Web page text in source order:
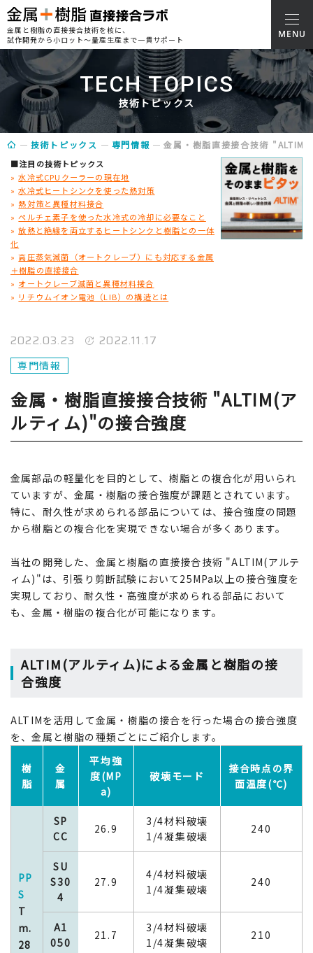
金属と樹脂の直接接合技術を核に、
試作開発から小ロット～量産生産まで一貫サポート
TECH TOPICS
技術トピックス
技術トピックス 専門情報 金属・樹脂直接接合技術
■注目の技術トピックス
»水冷式CPUクーラーの現在地
»水冷式ヒートシンクを使った熱対策
»熱対策と異種材料接合
»ペルチェ素子を使った水冷式の冷却に必要なこと
»放熱と絶縁を両立するヒートシンクと樹脂との一体
化
»高圧蒸気滅菌（オートクレーブ）にも対応する金属
＋樹脂の直接接合
» オートクレーブ滅菌と異種材料接合
» リチウムイオン電池（LIB）の構造とは
2022.03.23 2022.11.17
専門情報
金属・樹脂直接接合技術 "ALTIM(ア
ルティム)"の接合強度
金属部品の軽量化を目的として、樹脂との複合化が用いられ
ていますが、金属・樹脂の接合強度が課題とされています。
特に、耐久性が求められる部品については、接合強度の問題
から樹脂との複合化を実現できない場合が多くあります。
当社の開発した、金属と樹脂の直接接合技術 "ALTIM(アルテ
ィム)"は、引張り剪断試験において25MPa以上の接合強度を
実現しており、耐久性・高強度が求められる部品において
も、金属・樹脂の複合化が可能になります。
ALTIM(アルティム)による金属と樹脂の接
合強度
ALTIMを活用して金属・樹脂の接合を行った場合の接合強度
を、金属と樹脂の種類ごとにご紹介します。
樹
脂
金
属
平均強
度(MP
a)
破壊モード
接合時点の界
面温度(℃)
PP
S
T
m.
28
SP
CC
26.9
3/4材料破壊
1/4凝集破壊
240
SU
S30
4
27.9
4/4材料破壊
1/4凝集破壊
240
A1
050
21.7
3/4材料破壊
1/4凝集破壊
210